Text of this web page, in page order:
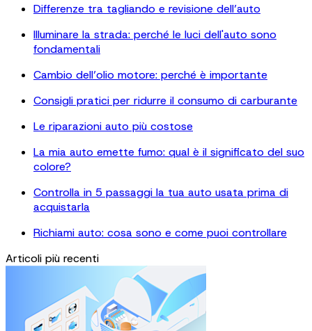
Differenze tra tagliando e revisione dell’auto
Illuminare la strada: perché le luci dell'auto sono
fondamentali
Cambio dell’olio motore: perché è importante
Consigli pratici per ridurre il consumo di carburante
Le riparazioni auto più costose
La mia auto emette fumo: qual è il significato del suo
colore?
Controlla in 5 passaggi la tua auto usata prima di
acquistarla
Richiami auto: cosa sono e come puoi controllare
Articoli più recenti